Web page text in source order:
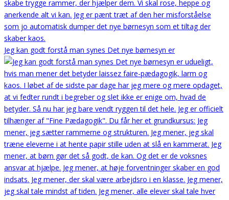
Jeg kan godt forstå man synes Det nye børnesyn er